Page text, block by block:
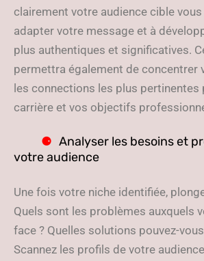
clairement votre audience cible
adapter votre message et à
plus authentiques et significatives.
permettra également de concentrer
les connections les plus pertinentes
carrière et vos objectifs
Analyser les besoins et
votre audience
Une fois votre niche identifiée,
Quels sont les problèmes auxquels
face ? Quelles solutions pouvez-
Scannez les profils de votre